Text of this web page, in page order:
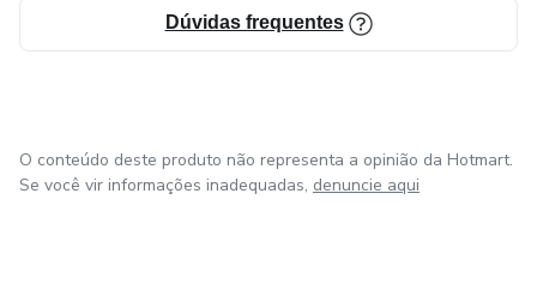
Dúvidas frequentes
O conteúdo deste produto não representa a opinião da Hotmart.
Se você vir informações inadequadas, denuncie aqui